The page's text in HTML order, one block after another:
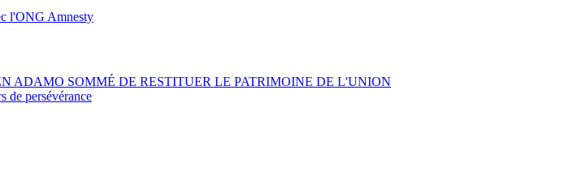
ADAMO SOMMÉ DE RESTITUER LE PATRIMOINE DE L'UNION
de persévérance